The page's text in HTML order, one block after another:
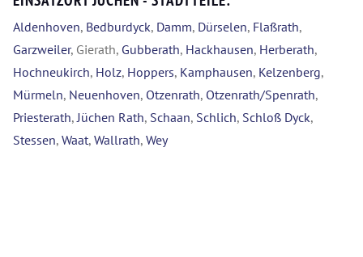
Aldenhoven, Bedburdyck, Damm, Dürselen, Flaßrath,
Garzweiler, Gierath, Gubberath, Hackhausen, Herberath,
Hochneukirch, Holz, Hoppers, Kamphausen, Kelzenberg,
Mürmeln, Neuenhoven, Otzenrath, Otzenrath/Spenrath,
Priesterath,Jüchen Rath, Schaan, Schlich, Schloß Dyck,
Stessen, Waat, Wallrath, Wey